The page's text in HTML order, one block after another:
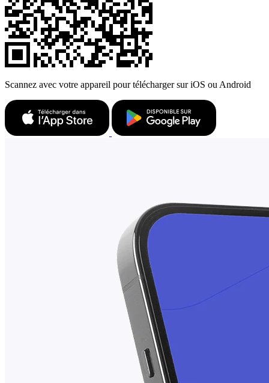
Scannez avec votre appareil pour télécharger sur iOS ou Android